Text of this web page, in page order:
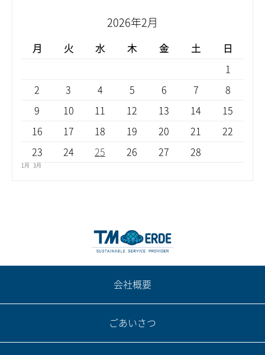
2026年2月
月 火 水 木 金 土 日
1
2 3 4 5 6 7 8
9 10 11 12 13 14 15
16 17 18 19 20 21 22
23 24 25 26 27 28
1月 3月
会社概要
ごあいさつ